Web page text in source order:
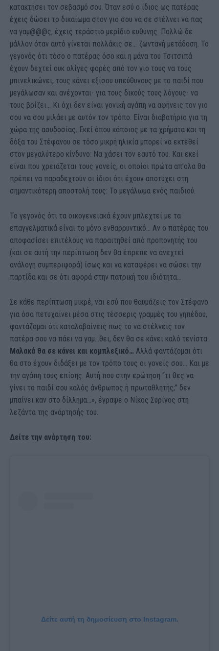
κατακτήσει τον σεβασμό σου. Όταν εσύ ο ίδιος ως πατέρας
έχεις δώσει το δικαίωμα στον γιο σου να σε στέλνει να πας
να γαμ@@@ς, έχεις τεράστιο μερίδιο ευθύνης. Πολλώ δε
μάλλον όταν αυτό γίνεται πολλάκις σε… ζωντανή μετάδοση. Το
γεγονός ότι τόσο ο πατέρας όσο και η μάνα του Τσιτσιπά
έχουν δεχτεί ουκ ολίγες φορές από τον γιο τους να τους
μπινελικώνει, τους κάνει εξίσου υπεύθυνους με το παιδί που
μεγάλωσαν και ανέχονται- για τους δικούς τους λόγους- να
τους βρίζει… Κι όχι δεν είναι γονική αγάπη να αφήνεις τον γιο
σου να σου μιλάει με αυτόν τον τρόπο. Είναι διαβατήριο για τη
χώρα της ασυδοσίας. Εκεί όπου κάποιος με τα χρήματα και τη
δόξα του Στέφανου σε τόσο μικρή ηλικία μπορεί να εκτεθεί
στον μεγαλύτερο κίνδυνο: Να χάσει τον εαυτό του. Και εκεί
είναι που χρειάζεται τους γονείς, οι οποίοι πρώτα απ’ολα θα
πρέπει να παραδεχτούν οι ίδιοι ότι έχουν αποτύχει στη
σημαντικότερη αποστολή τους: Το μεγάλωμα ενός παιδιού.
Το γεγονός ότι τα οικογενειακά έχουν μπλεχτεί με τα
επαγγελματικά είναι το μόνο ενθαρρυντικό… Αν ο πατέρας του
αποφασίσει επιτέλους να παραιτηθεί από προπονητής του
(και σε αυτή την περίπτωση δεν θα έπρεπε να ανεχτεί
ανάλογη συμπεριφορά) ίσως και να καταφέρει να σώσει την
παρτίδα και σε ότι αφορά στην πατρική του ιδιότητα…
Σε κάθε περίπτωση μικρέ, ναι εσύ που θαυμάζεις τον Στέφανο
για όσα πετυχαίνει μέσα στις τέσσερις γραμμές του γηπέδου,
φαντάζομαι ότι καταλαβαίνεις πως το να στέλνεις τον
πατέρα σου να πάει να γαμ…θει, δεν θα σε κάνει καλό τενίστα.
Μαλακά θα σε κάνει και κομπλεξικό… Αλλά φαντάζομαι ότι
θα στο έχουν διδάξει με τον τρόπο τους οι γονείς σου… Και με
την αγάπη τους επίσης. Αυτή που στην ερώτηση “τι θες να
γίνει το παιδί σου καλός άνθρωπος ή πρωταθλητής;” δεν
μπαίνει καν στο δίλλημα…», έγραψε ο Νίκος Συρίγος στη
λεζάντα της ανάρτησής του.
Δείτε την ανάρτηση του:
Δείτε αυτή τη δημοσίευση στο Instagram.